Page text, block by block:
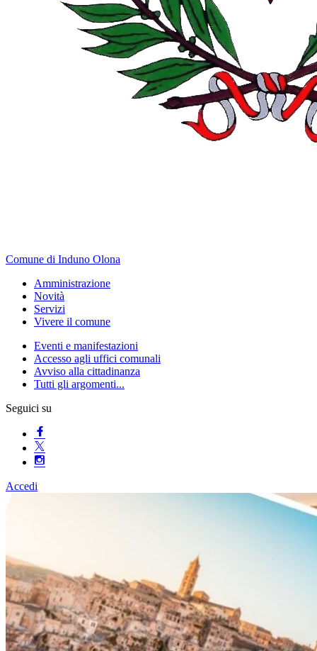
Comune di Induno Olona
Amministrazione
Novità
Servizi
Vivere il comune
Eventi e manifestazioni
Accesso agli uffici comunali
Avviso alla cittadinanza
Tutti gli argomenti...
Seguici su
Accedi